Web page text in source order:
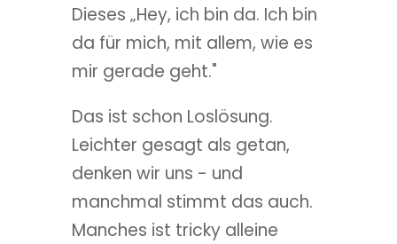
Dieses „Hey, ich bin da. Ich bin
da für mich, mit allem, wie es
mir gerade geht."
Das ist schon Loslösung.
Leichter gesagt als getan,
denken wir uns - und
manchmal stimmt das auch.
Manches ist tricky alleine